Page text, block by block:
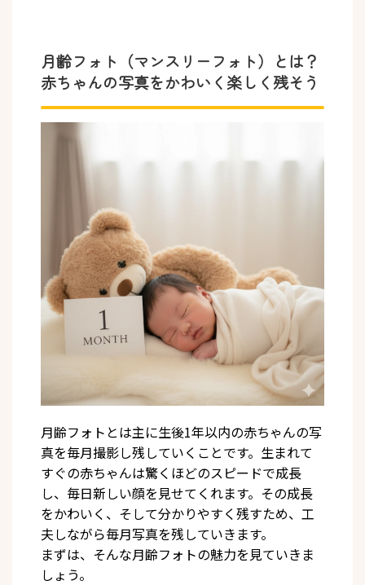
月齢フォト（マンスリーフォト）とは？
赤ちゃんの写真をかわいく楽しく残そう
月齢フォトとは主に生後1年以内の赤ちゃんの写
真を毎月撮影し残していくことです。生まれて
すぐの赤ちゃんは驚くほどのスピードで成長
し、毎日新しい顔を見せてくれます。その成長
をかわいく、そして分かりやすく残すため、工
夫しながら毎月写真を残していきます。
まずは、そんな月齢フォトの魅力を見ていきま
しょう。